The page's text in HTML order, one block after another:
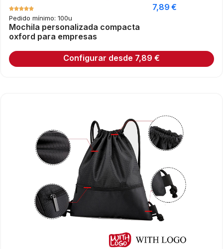
Pedido mínimo: 100u
Mochila personalizada compacta
oxford para empresas
7,89€
Configurar desde 7,89 €